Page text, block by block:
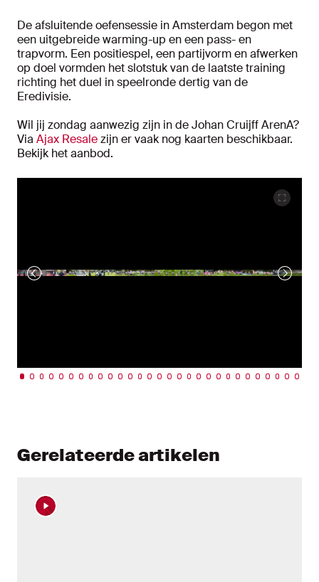
De afsluitende oefensessie in Amsterdam begon met
een uitgebreide warming-up en een pass- en
trapvorm. Een positiespel, een partijvorm en afwerken
op doel vormden het slotstuk van de laatste training
richting het duel in speelronde dertig van de
Eredivisie.
Wil jij zondag aanwezig zijn in de Johan Cruijff ArenA?
Via Ajax Resalezijn er vaak nog kaarten beschikbaar.
Bekijk het aanbod.
Gerelateerde artikelen